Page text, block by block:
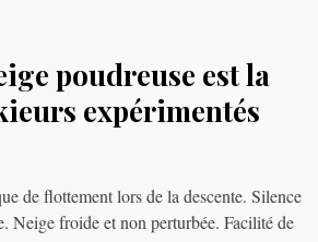
poudreuse est la
expérimentés
de flottement lors de la descente. Silence
Neige froide et non perturbée. Facilité de